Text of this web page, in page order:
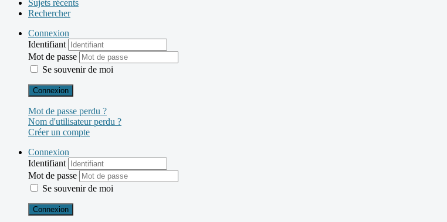
Sujets récents
Rechercher
Connexion
Identifiant
Mot de passe
Se souvenir de moi
Connexion
Mot de passe perdu ?
Nom d'utilisateur perdu ?
Créer un compte
Connexion
Identifiant
Mot de passe
Se souvenir de moi
Connexion